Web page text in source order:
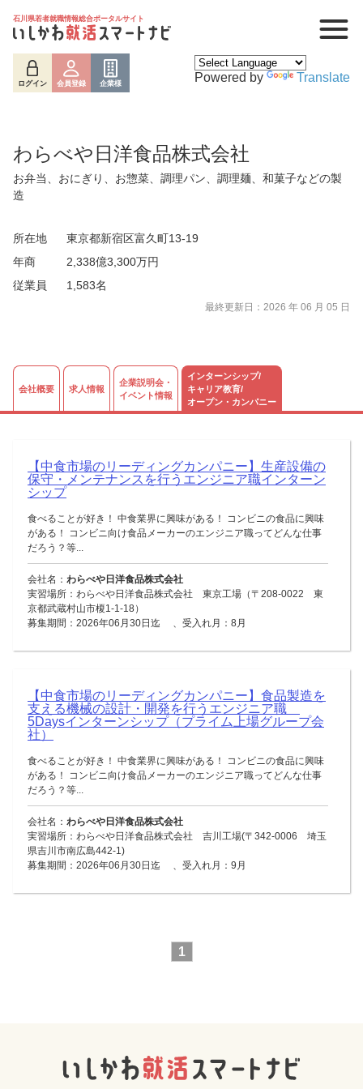
石川県若者就職情報総合ポータルサイト
ログイン 会員登録 企業様 Powered by Translate
わらべや日洋食品株式会社
お弁当、おにぎり、お惣菜、調理パン、調理麺、和菓子などの製
造
所在地
東京都新宿区富久町13-19
年商
2,338億3,300万円
従業員
1,583名
最終更新日：2026 年 06 月 05 日
会社概要 求人情報
企業説明会・
イベント情報
インターンシップ/
キャリア教育/
オープン・カンパニー
【中食市場のリーディングカンパニー】生産設備の
保守・メンテナンスを行うエンジニア職インターン
シップ
食べることが好き！ 中食業界に興味がある！ コンビニの食品に興味
がある！ コンビニ向け食品メーカーのエンジニア職ってどんな仕事
だろう？等...
会社名： わらべや日洋食品株式会社
実習場所：わらべや日洋食品株式会社 東京工場（〒208-0022 東
京都武蔵村山市榎1-1-18）
募集期間：2026年06月30日迄 、受入れ月：8月
【中食市場のリーディングカンパニー】食品製造を
支える機械の設計・開発を行うエンジニア職
5Daysインターンシップ（プライム上場グループ会
社）
食べることが好き！ 中食業界に興味がある！ コンビニの食品に興味
がある！ コンビニ向け食品メーカーのエンジニア職ってどんな仕事
だろう？等...
会社名： わらべや日洋食品株式会社
実習場所：わらべや日洋食品株式会社 吉川工場(〒342-0006 埼玉
県吉川市南広島442-1)
募集期間：2026年06月30日迄 、受入れ月：9月
1